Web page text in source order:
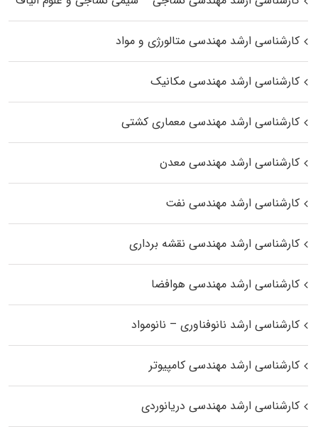
کارشناسی ارشد مهندسی متالورژی و مواد
کارشناسی ارشد مهندسی مکانیک
کارشناسی ارشد مهندسی معماری کشتی
کارشناسی ارشد مهندسی معدن
کارشناسی ارشد مهندسی نفت
کارشناسی ارشد مهندسی نقشه برداری
کارشناسی ارشد مهندسی هوافضا
کارشناسی ارشد نانوفناوری – نانومواد
کارشناسی ارشد مهندسی کامپیوتر
کارشناسی ارشد مهندسی دریانوردی